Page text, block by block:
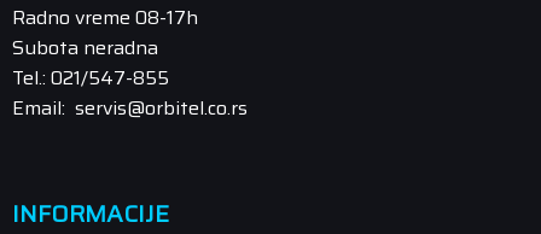
Radno vreme 08-17h
Subota neradna
Tel.: 021/547-855
Email: servis@orbitel.co.rs
INFORMACIJE